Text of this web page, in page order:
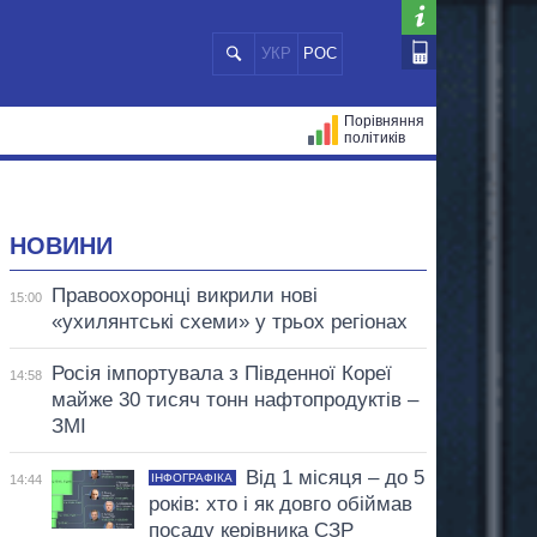
УКР РОС
Порівняння
політиків
НОВИНИ
15:00
Правоохоронці викрили нові
«ухилянтські схеми» у трьох регіонах
14:58
Росія імпортувала з Південної Кореї
майже 30 тисяч тонн нафтопродуктів –
ЗМІ
14:44 ІНФОГРАФІКА
Від 1 місяця – до 5
років: хто і як довго обіймав
посаду керівника СЗР